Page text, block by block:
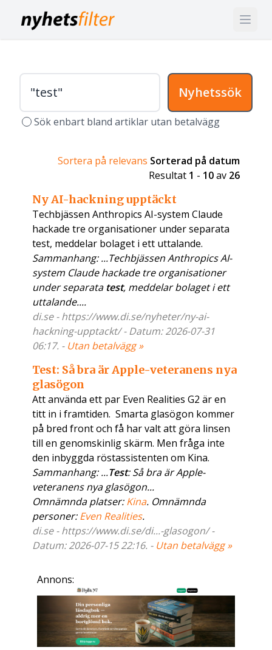
Nyhetssök
Sök enbart bland artiklar utan betalvägg
Sortera på relevans Sorterad på datum
Resultat 1 - 10av 26
Ny AI-hackning upptäckt
Techbjässen Anthropics AI-system Claude
hackade tre organisationer under separata
test, meddelar bolaget i ett uttalande.
Sammanhang: ...Techbjässen Anthropics AI-
system Claude hackade tre organisationer
under separata test, meddelar bolaget i ett
uttalande....
di.se - https://www.di.se/nyheter/ny-ai-
hackning-upptackt/ - Datum: 2026-07-31
06:17. - Utan betalvägg »
Test: Så bra är Apple-veteranens nya
glasögon
Att använda ett par Even Realities G2 är en
titt in i framtiden. Smarta glasögon kommer
på bred front och få har valt att göra linsen
till en genomskinlig skärm. Men fråga inte
den inbyggda röstassistenten om Kina.
Sammanhang: ...Test: Så bra är Apple-
veteranens nya glasögon...
Omnämnda platser:Kina. Omnämnda
personer:Even Realities.
di.se - https://www.di.se/di...-glasogon/ -
Datum: 2026-07-15 22:16. - Utan betalvägg »
Annons: